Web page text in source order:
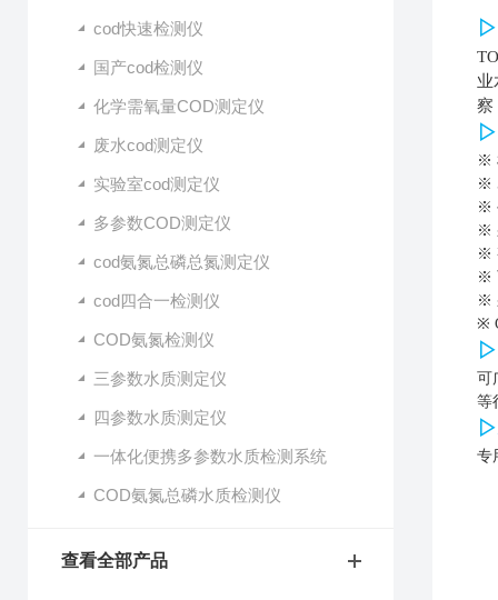
cod快速检测仪
国产cod检测仪
化学需氧量COD测定仪
废水cod测定仪
实验室cod测定仪
多参数COD测定仪
cod氨氮总磷总氮测定仪
cod四合一检测仪
COD氨氮检测仪
三参数水质测定仪
四参数水质测定仪
一体化便携多参数水质检测系统
COD氨氮总磷水质检测仪
查看全部产品
▷
业
察
▷
※
※
※
※
※
※
※
※
▷
可
等
▷
专